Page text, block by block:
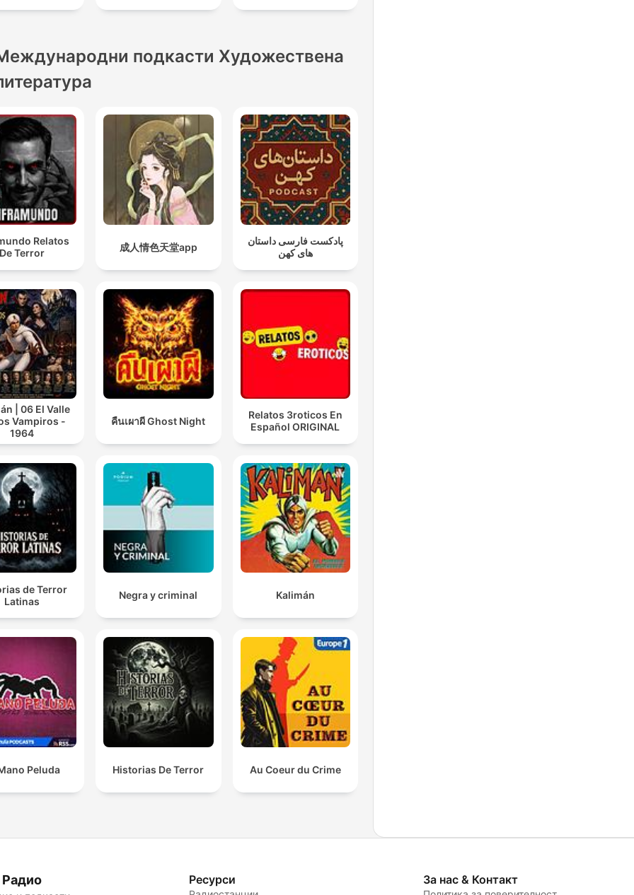
подкасти Художествена
Relatos
Terror
成人情色天堂app
پادکست فارسی داستان
های کهن
| 06 El Valle
Vampiros -
1964
คืนเผาผี Ghost Night
Relatos 3roticos En
Español ORIGINAL
de Terror
Latinas
Negra y criminal Kalimán
Peluda Historias De Terror Au Coeur du Crime
Радио Ресурси За нас & Контакт